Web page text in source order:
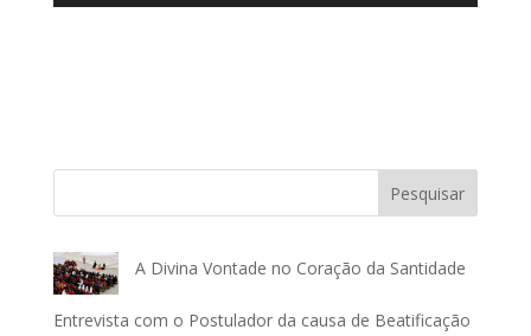
de
Pesquisar
A Divina Vontade no Coração da Santidade
Entrevista com o Postulador da causa de Beatificação